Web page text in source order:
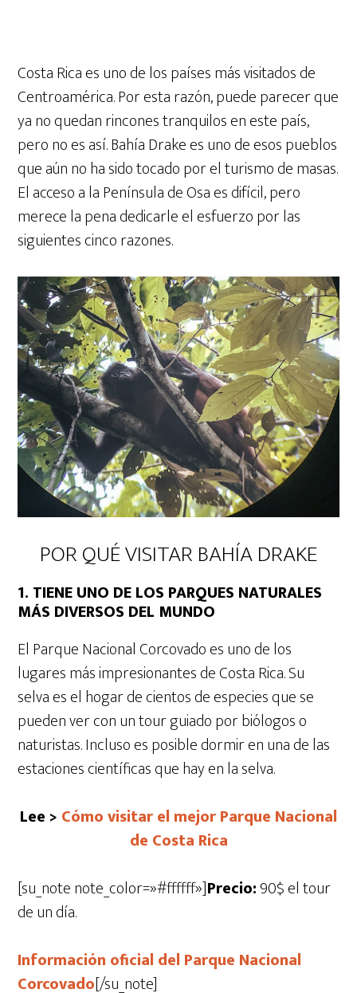
Costa Rica es uno de los países más visitados de
Centroamérica. Por esta razón, puede parecer que
ya no quedan rincones tranquilos en este país,
pero no es así. Bahía Drake es uno de esos pueblos
que aún no ha sido tocado por el turismo de masas.
El acceso a la Península de Osa es difícil, pero
merece la pena dedicarle el esfuerzo por las
siguientes cinco razones.
POR QUÉ VISITAR BAHÍA DRAKE
1. TIENE UNO DE LOS PARQUES NATURALES
MÁS DIVERSOS DEL MUNDO
El Parque Nacional Corcovado es uno de los
lugares más impresionantes de Costa Rica. Su
selva es el hogar de cientos de especies que se
pueden ver con un tour guiado por biólogos o
naturistas. Incluso es posible dormir en una de las
estaciones científicas que hay en la selva.
Lee > Cómo visitar el mejor Parque Nacional
de Costa Rica
[su_note note_color=»#ffffff»]Precio:90$ el tour
de un día.
Información oficial del Parque Nacional
Corcovado[/su_note]